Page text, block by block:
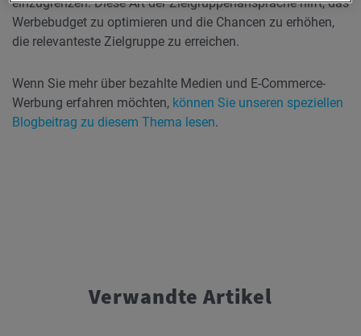
Werbebudget zu optimieren und die Chancen zu erhöhen,
die relevanteste Zielgruppe zu erreichen.
Wenn Sie mehr über bezahlte Medien und E-Commerce-
Werbung erfahren möchten, können Sie unseren speziellen
Blogbeitrag zu diesem Thema lesen.
Verwandte Artikel